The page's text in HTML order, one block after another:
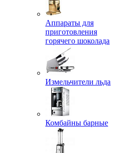
Аппараты для
приготовления
горячего шоколада
Измельчители льда
Комбайны барные